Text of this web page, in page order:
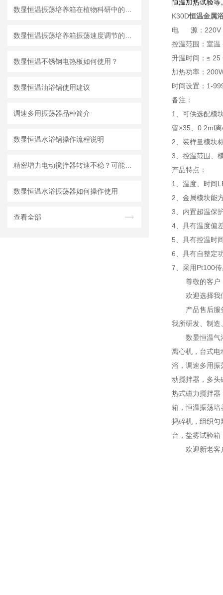
数显恒温不锈钢电热板如何使用？
数显恒温油浴锅使用建议
调速多用振荡器品种简介
数显恒温水浴锅​操作流程说明
数显恒温水浴振荡器如何操作使用
查看全部
恒温加热试验等
K30D恒温金属
电 源：220V
控温范围：室
升温时间：≤
加热功率：
时间设置：1-
备注：
1、可供选配模
管×35、0.2ml
2、装样量模块
3、控温范围、
产品特点：
1、温度、时间
2、金属模块能
3、内置超温保
4、具有温度偏
5、具有控温时
6、具有自整定
7、采用Pt100
尊敬的客户
欢迎选择我
产品售后服
我所研发、制造
数显恒温气
离心机，台式电
浴，调速多用振
动搅拌器，多头
热式磁力搅拌器
箱，恒温振荡培
捣碎机，组织匀
台，盐雾试验
欢迎新老客